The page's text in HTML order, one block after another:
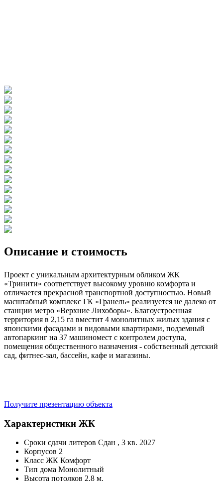
Описание и стоимость
Проект с уникальным архитектурным обликом ЖК
«Тринити» соответствует высокому уровню комфорта и
отличается прекрасной транспортной доступностью. Новый
масштабный комплекс ГК «Гранель» реализуется не далеко от
станции метро «Верхние Лихоборы». Благоустроенная
территория в 2,15 га вместит 4 монолитных жилых здания с
японскими фасадами и видовыми квартирами, подземный
автопаркинг на 37 машиномест с контролем доступа,
помещения общественного назначения - собственный детский
сад, фитнес-зал, бассейн, кафе и магазины.
Получите презентацию объекта
Характеристики ЖК
Сроки сдачи литеров Сдан , 3 кв. 2027
Корпусов 2
Класс ЖК Комфорт
Тип дома Монолитный
Высота потолков 2,8 м.